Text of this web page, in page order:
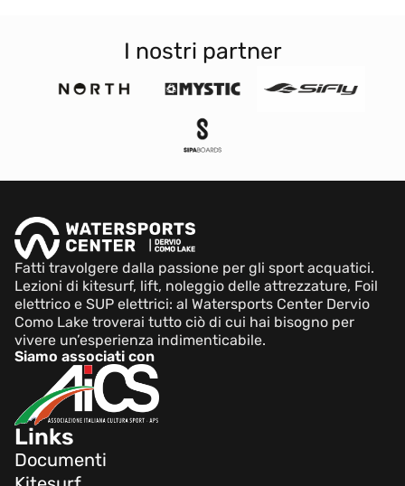
I nostri partner
Fatti travolgere dalla passione per gli sport acquatici.
Lezioni di kitesurf, lift, noleggio delle attrezzature, Foil
elettrico e SUP elettrici: al Watersports Center Dervio
Como Lake troverai tutto ciò di cui hai bisogno per
vivere un’esperienza indimenticabile.
Siamo associati con
Links
Documenti